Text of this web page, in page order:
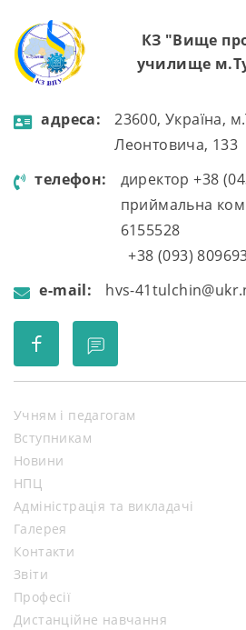
КЗ "Вище
училище
aдресa:
23600, Україна,
Леонтовича, 133
телефон:
директор +38
приймальна
6155528
+38 (093)
e-mail:
hvs-
Учням і педагогам
Вступникам
Новини
НПЦ
Адміністрація та викладачі
Галерея
Контакти
Звіти
Професії
Дистанційне навчання